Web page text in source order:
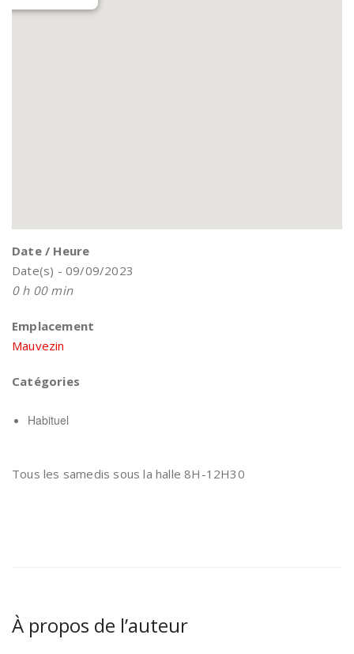
Date / Heure
Date(s) - 09/09/2023
0 h 00 min
Emplacement
Mauvezin
Catégories
Habituel
Tous les samedis sous la halle 8H-12H30
À propos de l’auteur